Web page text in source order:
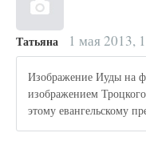
Татьяна 1 мая 2013,
Изображение Иуды на
изображением
этому евангельскому